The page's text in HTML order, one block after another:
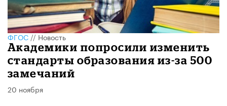
ФГОС//Новость
Академики попросили изменить
стандарты образования из-за 500
замечаний
20 ноября